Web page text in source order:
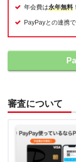
年会費は永年無料 ！
PayPayとの連携
審査について